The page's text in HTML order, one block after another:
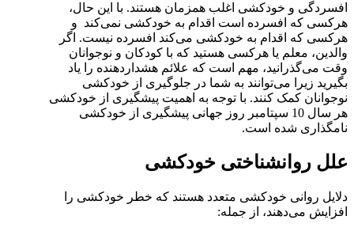
افسردگی و خودکشی اغلب همزمان هستند. با این حال،
هرکسی که افسرده است اقدام به خودکشی نمی‌کند و
هرکسی که اقدام به خودکشی می‌کند افسرده نیست. اگر
والدین، معلم یا هرکسی هستید که با کودکان و نوجوانان
وقت می‌گذرانید، مهم است که علائم هشدار‌دهنده را یاد
بگیرید زیرا می‌توانند به شما در جلوگیری از خودکشی
نوجوانان کمک کنند. با توجه به اهمیت پیشگیری از خودکشی
هر سال 10 سپتامبر روز جهانی پیشگیری از خودکشی
نامگذاری شده است.
علل روانشناختی خودکشی
دلایل روانی خودکشی متعدد هستند که خطر خودکشی را
افزایش می‌دهند، از جمله: